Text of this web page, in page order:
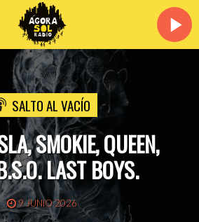
SALTO AL VACÍO
SMOKIE, QUEEN,
LAST BOYS.
9 JUNIO 2026